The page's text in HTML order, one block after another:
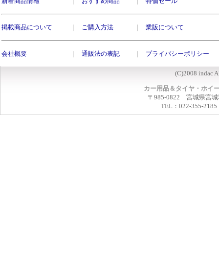
掲載商品について ｜ ご購入方法 ｜ 業販について
会社概要 ｜ 通販法の表記 ｜ プライバシーポリシー
(C)2008 indac
カー用品＆タイヤ・ホイ
〒985-0822 宮城県宮城
TEL：022-355-